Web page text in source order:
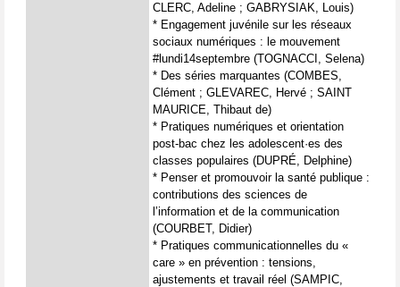
CLERC, Adeline ; GABRYSIAK, Louis)
* Engagement juvénile sur les réseaux
sociaux numériques : le mouvement
#lundi14septembre (TOGNACCI, Selena)
* Des séries marquantes (COMBES,
Clément ; GLEVAREC, Hervé ; SAINT
MAURICE, Thibaut de)
* Pratiques numériques et orientation
post-bac chez les adolescent·es des
classes populaires (DUPRÉ, Delphine)
* Penser et promouvoir la santé publique :
contributions des sciences de
l’information et de la communication
(COURBET, Didier)
* Pratiques communicationnelles du «
care » en prévention : tensions,
ajustements et travail réel (SAMPIC,